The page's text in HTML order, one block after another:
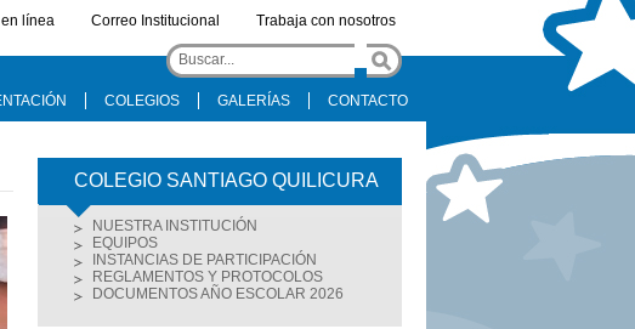
línea Correo Institucional Trabaja con nosotros
COLEGIOS GALERÍAS CONTACTO
COLEGIO SANTIAGO QUILICURA
NUESTRA INSTITUCIÓN
EQUIPOS
INSTANCIAS DE PARTICIPACIÓN
REGLAMENTOS Y PROTOCOLOS
DOCUMENTOS AÑO ESCOLAR 2026